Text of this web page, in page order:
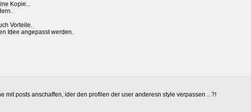
Kopie...
Vorteile.
Idee angepasst werden.
mit posts anschaffen, ider den profilen der user anderesn style verpassen .. ?!